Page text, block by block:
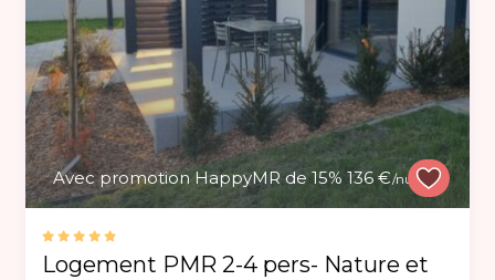
Avec promotion HappyMR de 15% 136 €/nuit
Logement PMR 2-4 pers- Nature et